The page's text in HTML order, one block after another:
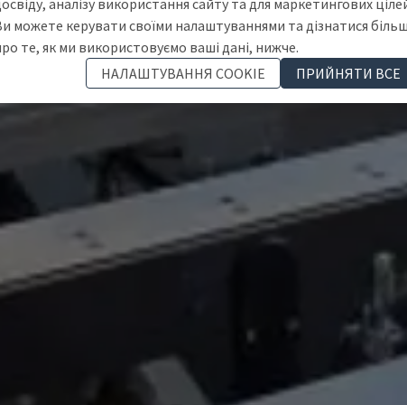
аналізу використання сайту та для маркетингових
можете керувати своїми налаштуваннями та дізнатися
те, як ми використовуємо ваші дані, нижче.
НАЛАШТУВАННЯ COOKIE
ПРИЙНЯТИ ВСЕ